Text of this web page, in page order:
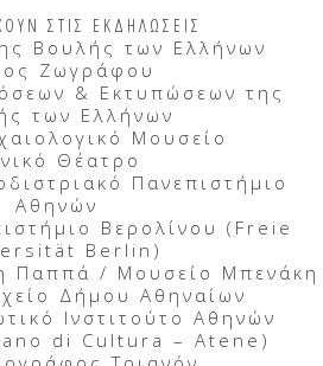
ΣΤΙΣ ΕΚΔΗΛΩΣΕΙΣ
Βουλής των Ελλήνων
Ζωγράφου
& Εκτυπώσεων της
των Ελλήνων
Μουσείο
Θέατρο
Πανεπιστήμιο
Αθηνών
Βερολίνου (Freie
Berlin)
Παππά / Μουσείο Μπενάκη
Δήμου Αθηναίων
Ινστιτούτο Αθηνών
di Cultura – Atene)